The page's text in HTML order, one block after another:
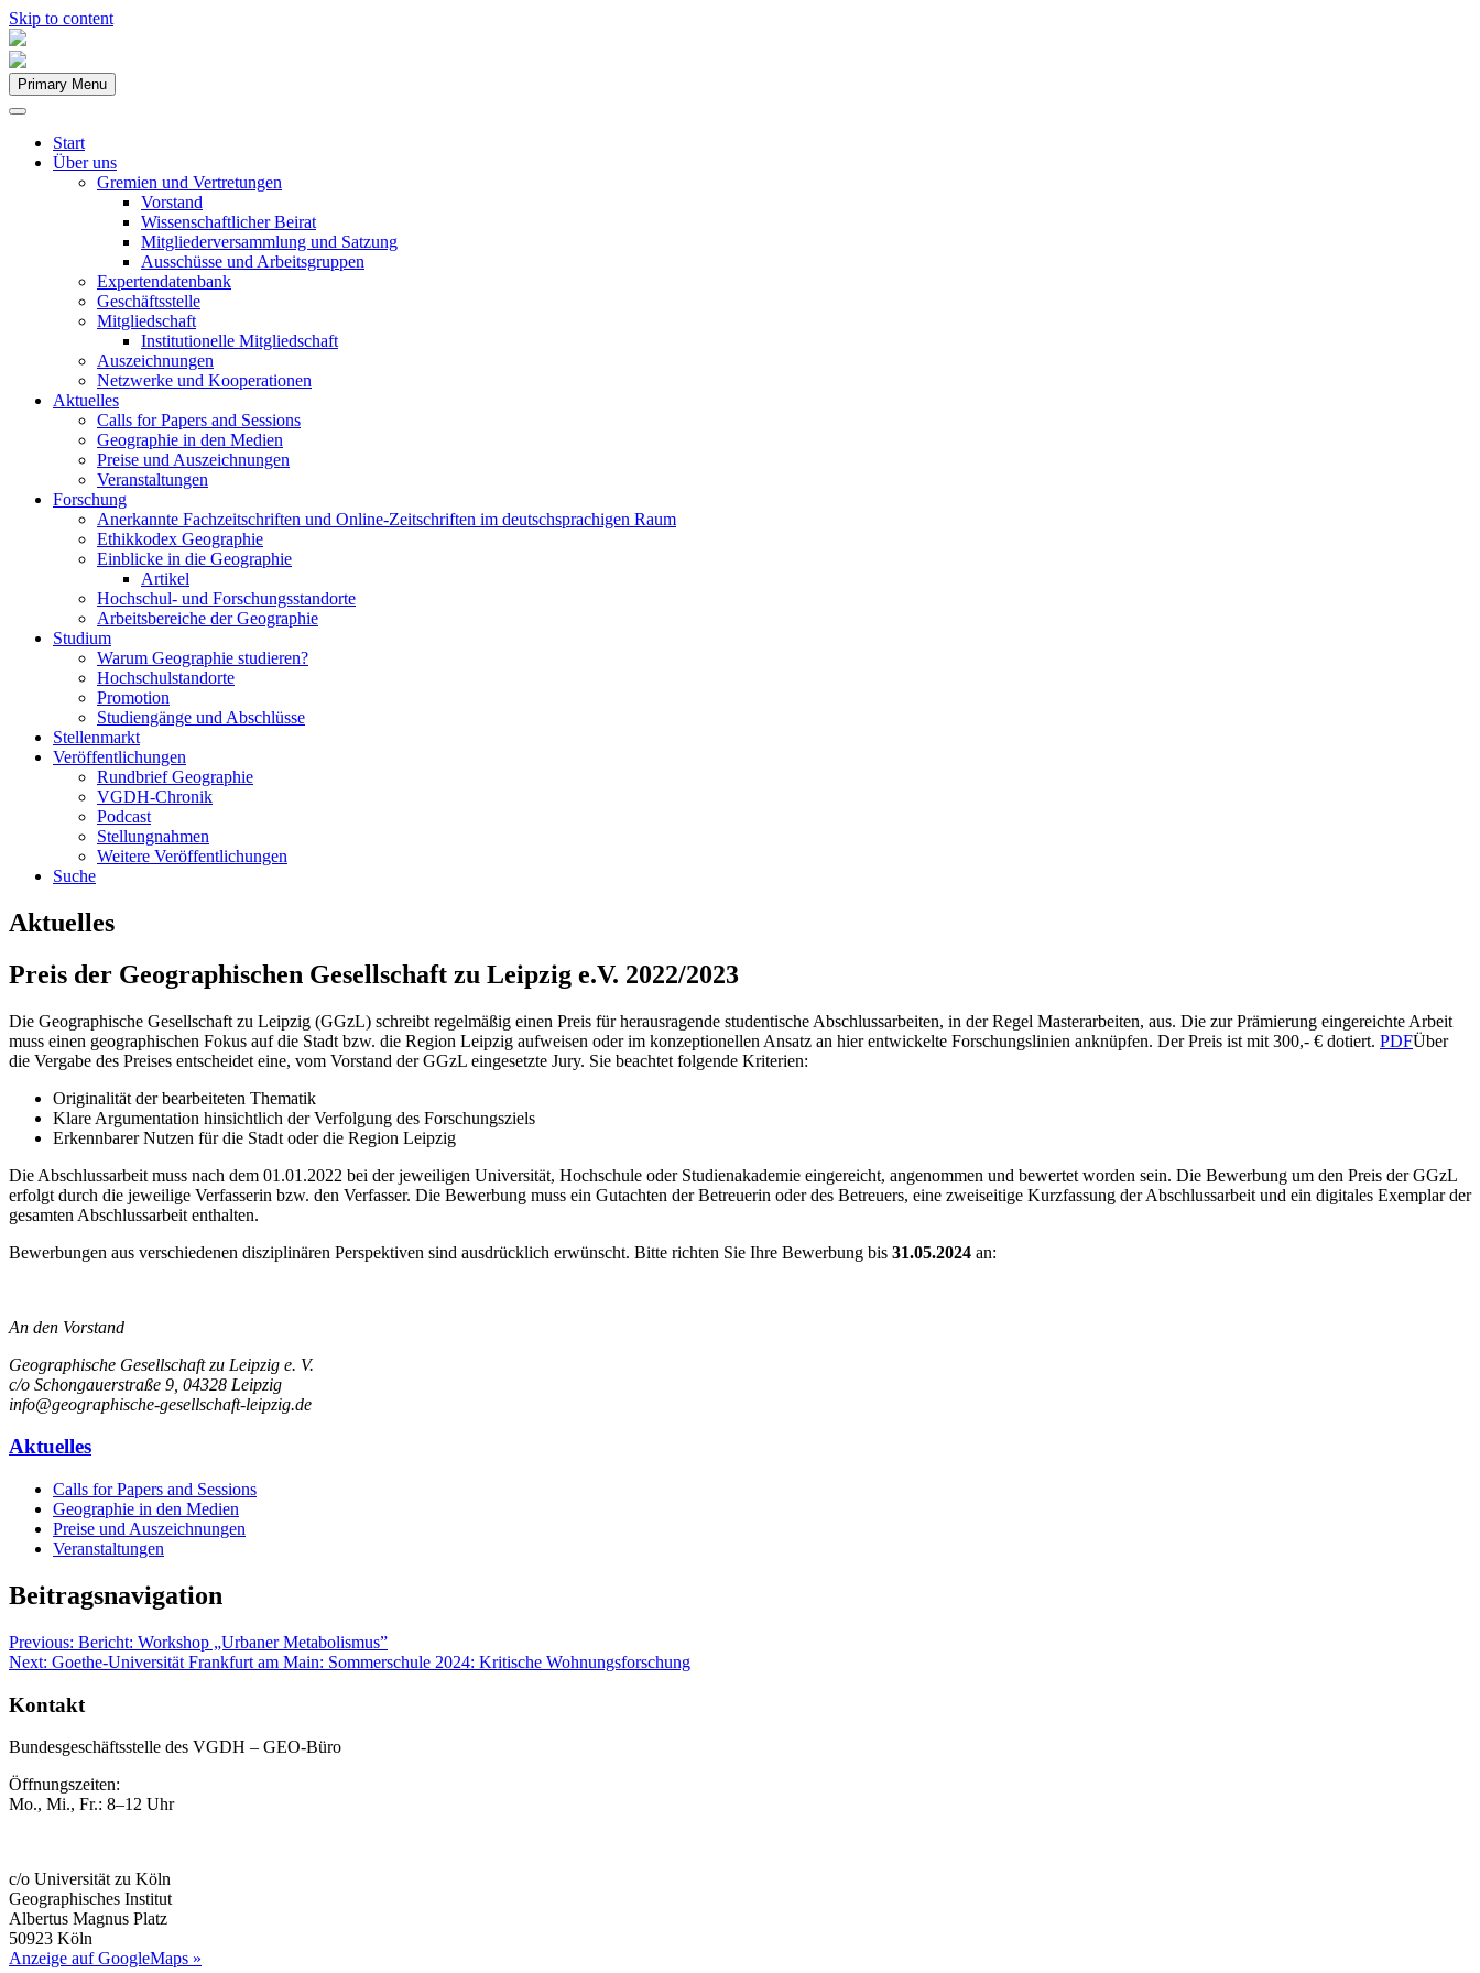
Skip to content
Primary Menu
Start
Über uns
Gremien und Vertretungen
Vorstand
Wissenschaftlicher Beirat
Mitgliederversammlung und Satzung
Ausschüsse und Arbeitsgruppen
Expertendatenbank
Geschäftsstelle
Mitgliedschaft
Institutionelle Mitgliedschaft
Auszeichnungen
Netzwerke und Kooperationen
Aktuelles
Calls for Papers and Sessions
Geographie in den Medien
Preise und Auszeichnungen
Veranstaltungen
Forschung
Anerkannte Fachzeitschriften und Online-Zeitschriften im deutschsprachigen Raum
Ethikkodex Geographie
Einblicke in die Geographie
Artikel
Hochschul- und Forschungsstandorte
Arbeitsbereiche der Geographie
Studium
Warum Geographie studieren?
Hochschulstandorte
Promotion
Studiengänge und Abschlüsse
Stellenmarkt
Veröffentlichungen
Rundbrief Geographie
VGDH-Chronik
Podcast
Stellungnahmen
Weitere Veröffentlichungen
Suche
Aktuelles
Preis der Geographischen Gesellschaft zu Leipzig e.V. 2022/2023
Die Geographische Gesellschaft zu Leipzig (GGzL) schreibt regelmäßig einen Preis für herausragende studentische Abschlussarbeiten, in der Regel Masterarbeiten, aus. Die zur Prämierung eingereichte Arbeit
muss einen geographischen Fokus auf die Stadt bzw. die Region Leipzig aufweisen oder im konzeptionellen Ansatz an hier entwickelte Forschungslinien anknüpfen. Der Preis ist mit 300,- € dotiert. PDFÜber
die Vergabe des Preises entscheidet eine, vom Vorstand der GGzL eingesetzte Jury. Sie beachtet folgende Kriterien:
Originalität der bearbeiteten Thematik
Klare Argumentation hinsichtlich der Verfolgung des Forschungsziels
Erkennbarer Nutzen für die Stadt oder die Region Leipzig
Die Abschlussarbeit muss nach dem 01.01.2022 bei der jeweiligen Universität, Hochschule oder Studienakademie eingereicht, angenommen und bewertet worden sein. Die Bewerbung um den Preis der GGzL
erfolgt durch die jeweilige Verfasserin bzw. den Verfasser. Die Bewerbung muss ein Gutachten der Betreuerin oder des Betreuers, eine zweiseitige Kurzfassung der Abschlussarbeit und ein digitales Exemplar der
gesamten Abschlussarbeit enthalten.
Bewerbungen aus verschiedenen disziplinären Perspektiven sind ausdrücklich erwünscht. Bitte richten Sie Ihre Bewerbung bis 31.05.2024 an:
An den Vorstand
Geographische Gesellschaft zu Leipzig e. V.
c/o Schongauerstraße 9, 04328 Leipzig
info@geographische-gesellschaft-leipzig.de
Aktuelles
Calls for Papers and Sessions
Geographie in den Medien
Preise und Auszeichnungen
Veranstaltungen
Beitragsnavigation
Previous: Bericht: Workshop „Urbaner Metabolismus”
Next: Goethe-Universität Frankfurt am Main: Sommerschule 2024: Kritische Wohnungsforschung
Kontakt
Bundesgeschäftsstelle des VGDH – GEO-Büro
Öffnungszeiten:
Mo., Mi., Fr.: 8–12 Uhr
c/o Universität zu Köln
Geographisches Institut
Albertus Magnus Platz
50923 Köln
Anzeige auf GoogleMaps »